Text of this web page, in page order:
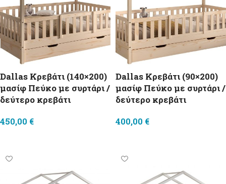
Dallas Κρεβάτι (140×200)
μασίφ Πεύκο με συρτάρι /
δεύτερο κρεβάτι
450,00 €
Dallas Κρεβάτι (90×200)
μασίφ Πεύκο με συρτάρι /
δεύτερο κρεβάτι
400,00 €